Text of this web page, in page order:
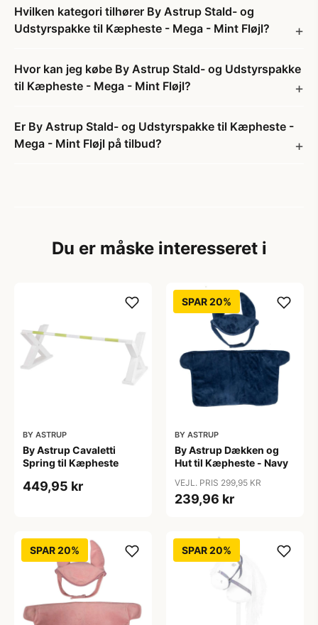
Hvilken kategori tilhører By Astrup Stald- og
Udstyrspakke til Kæpheste - Mega - Mint Fløjl?
Hvor kan jeg købe By Astrup Stald- og Udstyrspakke
til Kæpheste - Mega - Mint Fløjl?
Er By Astrup Stald- og Udstyrspakke til Kæpheste -
Mega - Mint Fløjl på tilbud?
Du er måske interesseret i
BY ASTRUP
By Astrup Cavaletti
Spring til Kæpheste
449,95 kr
SPAR 20%
BY ASTRUP
By Astrup Dækken og
Hut til Kæpheste - Navy
VEJL. PRIS 299,95 KR
239,96 kr
SPAR 20% SPAR 20%